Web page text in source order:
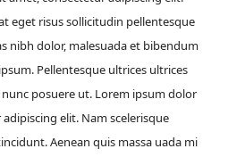
eget risus sollicitudin pellentesque
nibh dolor, malesuada et bibendum
Pellentesque ultrices ultrices
posuere ut. Lorem ipsum dolor
elit. Nam scelerisque
Aenean quis massa uada mi